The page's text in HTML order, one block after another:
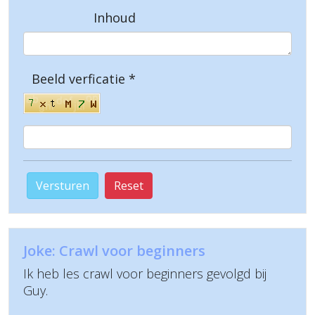
Inhoud
Beeld verficatie *
Versturen Reset
Joke: Crawl voor beginners
Ik heb les crawl voor beginners gevolgd bij
Guy.